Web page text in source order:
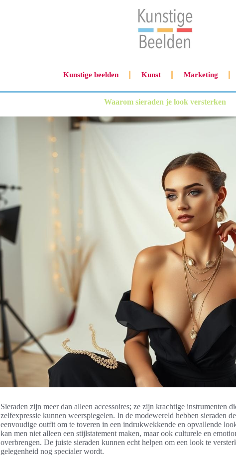
Kunstige beelden Kunst Marketing
Waarom sieraden je look versterken
Sieraden zijn meer dan alleen accessoires; ze zijn krachtige instrumenten
zelfexpressie kunnen weerspiegelen. In de modewereld hebben sieraden
eenvoudige outfit om te toveren in een indrukwekkende en opvallende
kan men niet alleen een stijlstatement maken, maar ook culturele en
overbrengen. De juiste sieraden kunnen echt helpen om een look te
gelegenheid nog specialer wordt.